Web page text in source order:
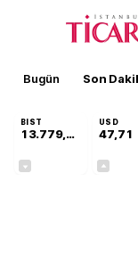
Bugün Son
BIST
13.779,39
USD
47,71